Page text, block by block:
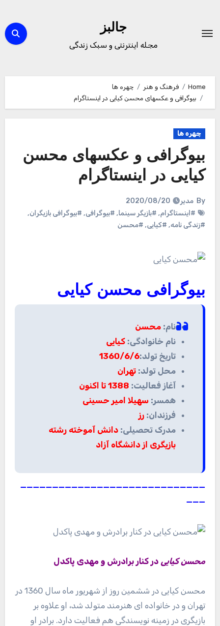
content
جالبز
مجله اینترنتی و سبک زندگی
Home فرهنگ و هنر
چهره ها
بیوگرافی و عکسهای محسن کیایی در اینستاگرام
چهره ها
بیوگرافی و عکسهای محسن
کیایی در اینستاگرام
By مدیر
2020/08/20
#اینستاگرام, #بازیگر سینما, #بیوگرافی, #بیوگرافی بازیگران,
#زندگی نامه, #کیایی, #محسن
بیوگرافی محسن کیایی
نام: محسن
نام خانوادگی:کیایی
تاریخ تولد:1360/6/6
محل تولد: تهران
آغاز فعالیت: 1388 تا اکنون
همسر: سهیلا امیر حسینی
فرزندان:رز
مدرک تحصیلی:دانش آموخته رشته
بازیگری از دانشگاه آزاد
—————————————————————————————
———
محسن کیاییدر کنار برادرش و مهدی پاکدل
محسن کیایی در ششمین روز از شهریور ماه سال 1360 در
تهران و در خانواده ای هنرمند متولد شد، او علاوه بر
بازیگری در زمینه نویسندگی هم فعالیت دارد. برادر او